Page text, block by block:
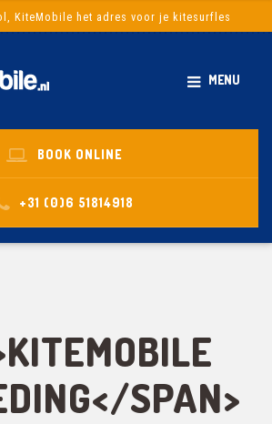
KiteMobile het adres voor je kitesurfles
MENU
BOOK ONLINE
+31 (0)6 51814918
SPAN>